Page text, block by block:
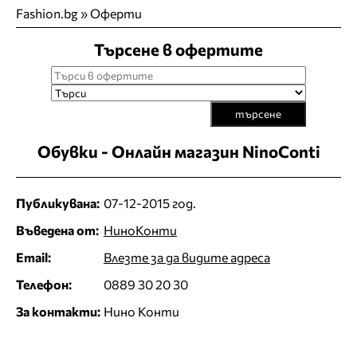
Fashion.bg»Оферти
Търсене в офертите
търсене
Обувки - Онлайн магазин NinoConti
Публикувана: 07-12-2015 год.
Въведена от: НиноКонти
Email:
Влезте за да видите адреса
Телефон:
0889 30 20 30
За контакти: Нино Конти